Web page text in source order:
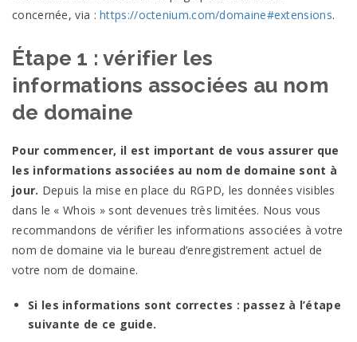
concernée, via :https://octenium.com/domaine#extensions.
Étape 1 : vérifier les
informations associées au nom
de domaine
Pour commencer, il est important de vous assurer que
les informations associées au nom de domaine sont à
jour. Depuis la mise en place du RGPD, les données visibles
dans le « Whois » sont devenues très limitées. Nous vous
recommandons de vérifier les informations associées à votre
nom de domaine via le bureau d’enregistrement actuel de
votre nom de domaine.
Si les informations sont correctes : passez à l’étape
suivante de ce guide.